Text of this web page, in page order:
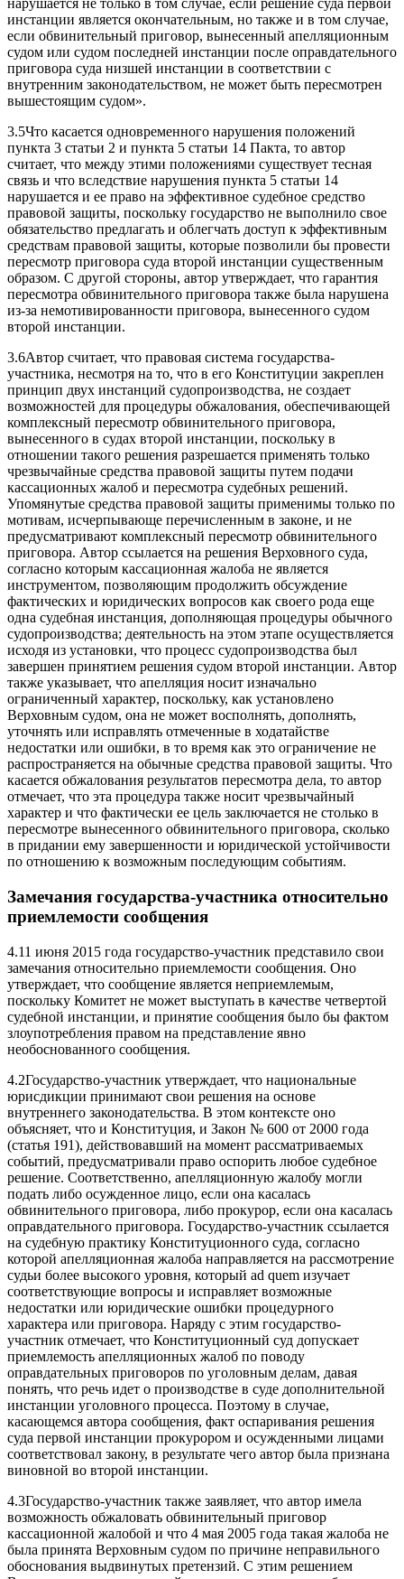
нарушается не только в том случае, если решение суда первой
инстанции является окончательным, но также и в том случае,
если обвинительный приговор, вынесенный апелляционным
судом или судом последней инстанции после оправдательного
приговора суда низшей инстанции в соответствии с
внутренним законодательством, не может быть пересмотрен
вышестоящим судом».
3.5Что касается одновременного нарушения положений
пункта 3 статьи 2 и пункта 5 статьи 14 Пакта, то автор
считает, что между этими положениями существует тесная
связь и что вследствие нарушения пункта 5 статьи 14
нарушается и ее право на эффективное судебное средство
правовой защиты, поскольку государство не выполнило свое
обязательство предлагать и облегчать доступ к эффективным
средствам правовой защиты, которые позволили бы провести
пересмотр приговора суда второй инстанции существенным
образом. С другой стороны, автор утверждает, что гарантия
пересмотра обвинительного приговора также была нарушена
из-за немотивированности приговора, вынесенного судом
второй инстанции.
3.6Автор считает, что правовая система государства-
участника, несмотря на то, что в его Конституции закреплен
принцип двух инстанций судопроизводства, не создает
возможностей для процедуры обжалования, обеспечивающей
комплексный пересмотр обвинительного приговора,
вынесенного в судах второй инстанции, поскольку в
отношении такого решения разрешается применять только
чрезвычайные средства правовой защиты путем подачи
кассационных жалоб и пересмотра судебных решений.
Упомянутые средства правовой защиты применимы только по
мотивам, исчерпывающе перечисленным в законе, и не
предусматривают комплексный пересмотр обвинительного
приговора. Автор ссылается на решения Верховного суда,
согласно которым кассационная жалоба не является
инструментом, позволяющим продолжить обсуждение
фактических и юридических вопросов как своего рода еще
одна судебная инстанция, дополняющая процедуры обычного
судопроизводства; деятельность на этом этапе осуществляется
исходя из установки, что процесс судопроизводства был
завершен принятием решения судом второй инстанции. Автор
также указывает, что апелляция носит изначально
ограниченный характер, поскольку, как установлено
Верховным судом, она не может восполнять, дополнять,
уточнять или исправлять отмеченные в ходатайстве
недостатки или ошибки, в то время как это ограничение не
распространяется на обычные средства правовой защиты. Что
касается обжалования результатов пересмотра дела, то автор
отмечает, что эта процедура также носит чрезвычайный
характер и что фактически ее цель заключается не столько в
пересмотре вынесенного обвинительного приговора, сколько
в придании ему завершенности и юридической устойчивости
по отношению к возможным последующим событиям.
Замечания государства-участника относительно
приемлемости cообщения
4.11 июня 2015 года государство-участник представило свои
замечания относительно приемлемости сообщения. Оно
утверждает, что сообщение является неприемлемым,
поскольку Комитет не может выступать в качестве четвертой
судебной инстанции, и принятие сообщения было бы фактом
злоупотребления правом на представление явно
необоснованного сообщения.
4.2Государство-участник утверждает, что национальные
юрисдикции принимают свои решения на основе
внутреннего законодательства. В этом контексте оно
объясняет, что и Конституция, и Закон № 600 от 2000 года
(статья 191), действовавший на момент рассматриваемых
событий, предусматривали право оспорить любое судебное
решение. Соответственно, апелляционную жалобу могли
подать либо осужденное лицо, если она касалась
обвинительного приговора, либо прокурор, если она касалась
оправдательного приговора. Государство-участник ссылается
на судебную практику Конституционного суда, согласно
которой апелляционная жалоба направляется на рассмотрение
судьи более высокого уровня, который ad quem изучает
соответствующие вопросы и исправляет возможные
недостатки или юридические ошибки процедурного
характера или приговора. Наряду с этим государство-
участник отмечает, что Конституционный суд допускает
приемлемость апелляционных жалоб по поводу
оправдательных приговоров по уголовным делам, давая
понять, что речь идет о производстве в суде дополнительной
инстанции уголовного процесса. Поэтому в случае,
касающемся автора сообщения, факт оспаривания решения
суда первой инстанции прокурором и осужденными лицами
соответствовал закону, в результате чего автор была признана
виновной во второй инстанции.
4.3Государство-участник также заявляет, что автор имела
возможность обжаловать обвинительный приговор
кассационной жалобой и что 4 мая 2005 года такая жалоба не
была принята Верховным судом по причине неправильного
обоснования выдвинутых претензий. С этим решением